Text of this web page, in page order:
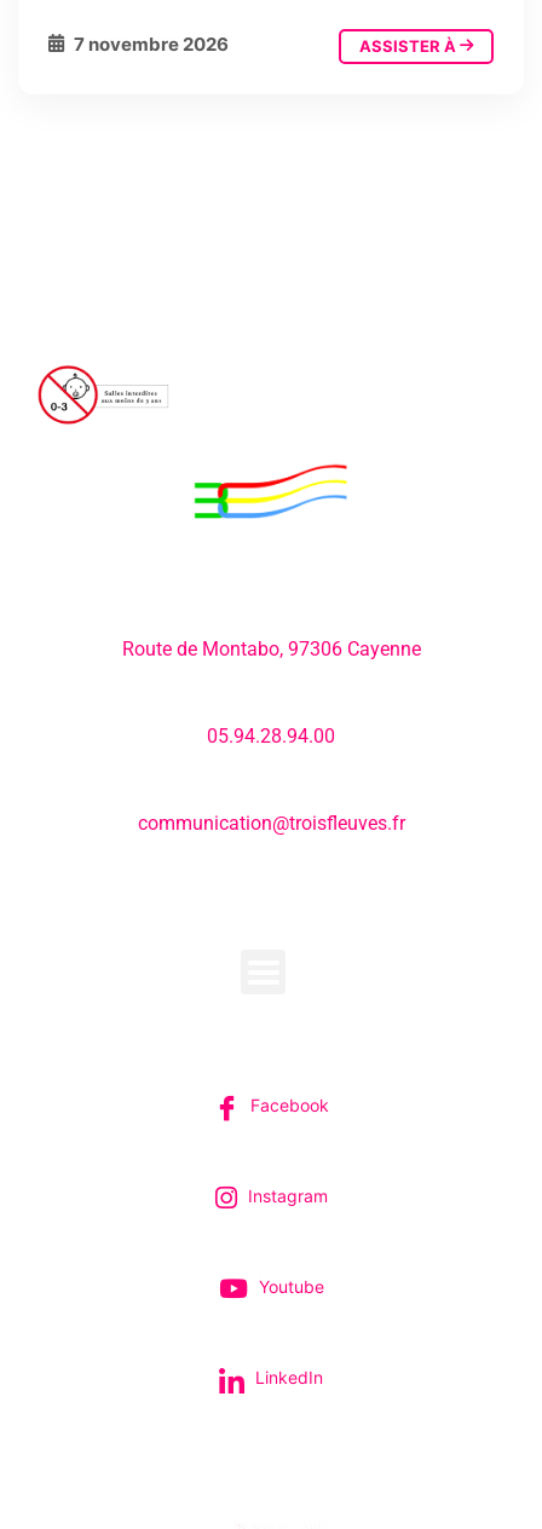
7 novembre 2026 ASSISTER À
Route de Montabo, 97306 Cayenne
05.94.28.94.00
communication@troisfleuves.fr
Facebook
Instagram
Youtube
LinkedIn